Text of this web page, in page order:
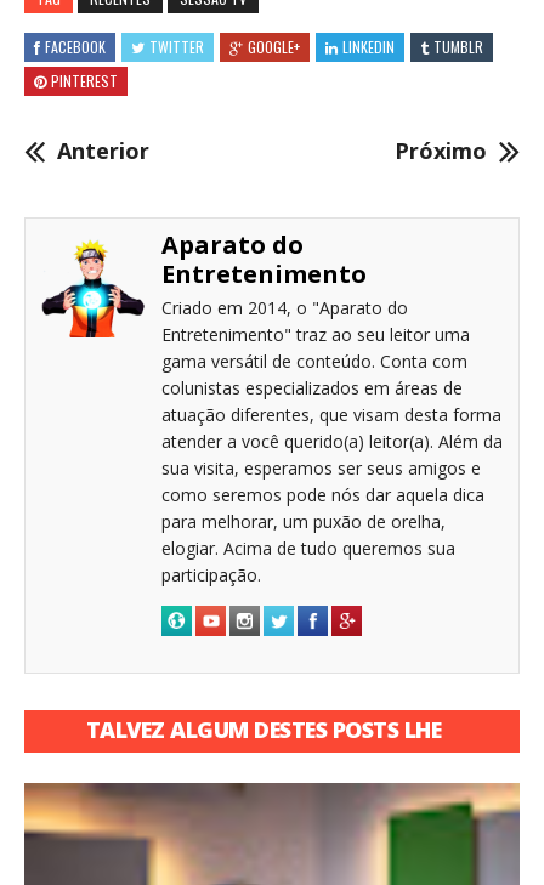
FACEBOOK TWITTER GOOGLE+ LINKEDIN
TUMBLR
PINTEREST
Anterior Próximo
Aparato do
Entretenimento
Criado em 2014, o "Aparato do
Entretenimento" traz ao seu leitor uma
gama versátil de conteúdo. Conta com
colunistas especializados em áreas de
atuação diferentes, que visam desta forma
atender a você querido(a) leitor(a). Além da
sua visita, esperamos ser seus amigos e
como seremos pode nós dar aquela dica
para melhorar, um puxão de orelha,
elogiar. Acima de tudo queremos sua
participação.
TALVEZ ALGUM DESTES POSTS LHE